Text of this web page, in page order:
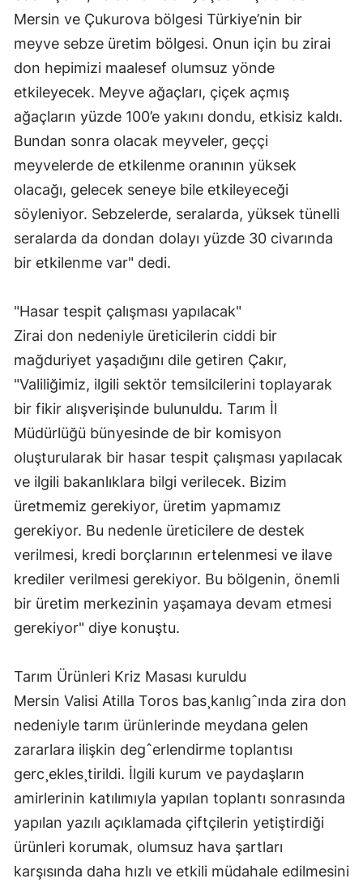
Samsun
Siirt
Sinop
Sivas
Tekirdağ
Tokat
Trabzon
Uşak
Van
Yozgat
Zonguldak
Aksaray
Karaman
Kırıkkale
Batman
Ardahan
Iğdır
Yalova
Karabük
Kilis
Mersin ve Çukurova bölgesi Türkiye’nin bir
meyve sebze üretim bölgesi. Onun için bu zirai
don hepimizi maalesef olumsuz yönde
etkileyecek. Meyve ağaçları, çiçek açmış
ağaçların yüzde 100’e yakını dondu, etkisiz kaldı.
Bundan sonra olacak meyveler, geççi
meyvelerde de etkilenme oranının yüksek
olacağı, gelecek seneye bile etkileyeceği
söyleniyor. Sebzelerde, seralarda, yüksek tünelli
seralarda da dondan dolayı yüzde 30 civarında
bir etkilenme var" dedi.
"Hasar tespit çalışması yapılacak"
Zirai don nedeniyle üreticilerin ciddi bir
mağduriyet yaşadığını dile getiren Çakır,
"Valiliğimiz, ilgili sektör temsilcilerini toplayarak
bir fikir alışverişinde bulunuldu. Tarım İl
Müdürlüğü bünyesinde de bir komisyon
oluşturularak bir hasar tespit çalışması yapılacak
ve ilgili bakanlıklara bilgi verilecek. Bizim
üretmemiz gerekiyor, üretim yapmamız
gerekiyor. Bu nedenle üreticilere de destek
verilmesi, kredi borçlarının ertelenmesi ve ilave
krediler verilmesi gerekiyor. Bu bölgenin, önemli
bir üretim merkezinin yaşamaya devam etmesi
gerekiyor" diye konuştu.
Tarım Ürünleri Kriz Masası kuruldu
Mersin Valisi Atilla Toros bas¸kanlıgˆında zira don
nedeniyle tarım ürünlerinde meydana gelen
zararlara ilişkin degˆerlendirme toplantısı
gerc¸ekles¸tirildi. İlgili kurum ve paydaşların
amirlerinin katılımıyla yapılan toplantı sonrasında
yapılan yazılı açıklamada çiftçilerin yetiştirdiği
ürünleri korumak, olumsuz hava şartları
karşısında daha hızlı ve etkili müdahale edilmesini